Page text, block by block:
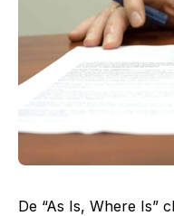
De “As Is, Where Is”